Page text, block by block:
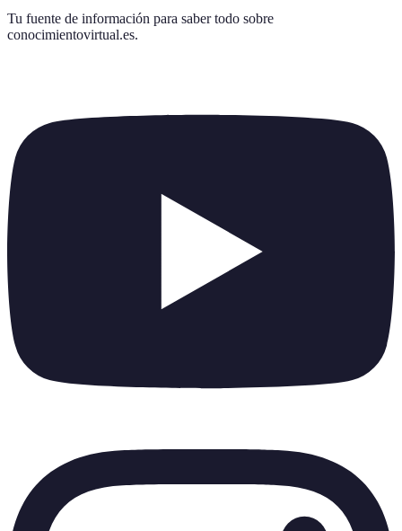
Tu fuente de información para saber todo sobre
conocimientovirtual.es.